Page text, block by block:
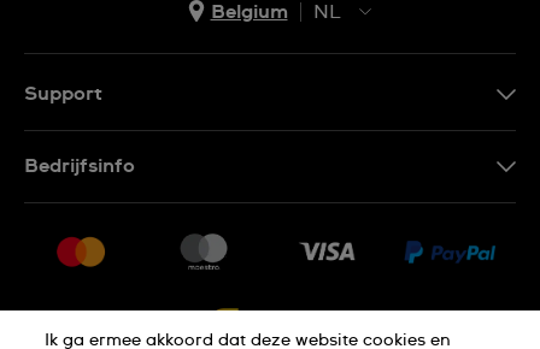
Belgium
NL
Support
Retournering
Verkoopvoorwaarden
Bedrijfsinfo
Vacatures
Ik ga ermee akkoord dat deze website cookies en